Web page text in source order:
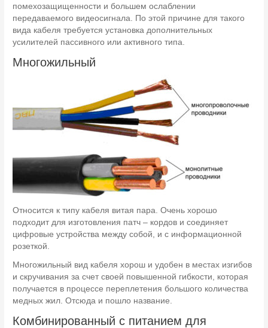
помехозащищенности и большем ослаблении
передаваемого видеосигнала. По этой причине для такого
вида кабеля требуется установка дополнительных
усилителей пассивного или активного типа.
Многожильный
Относится к типу кабеля витая пара. Очень хорошо
подходит для изготовления патч – кордов и соединяет
цифровые устройства между собой, и с информационной
розеткой.
Многожильный вид кабеля хорош и удобен в местах изгибов
и скручивания за счет своей повышенной гибкости, которая
получается в процессе переплетения большого количества
медных жил. Отсюда и пошло название.
Комбинированный с питанием для